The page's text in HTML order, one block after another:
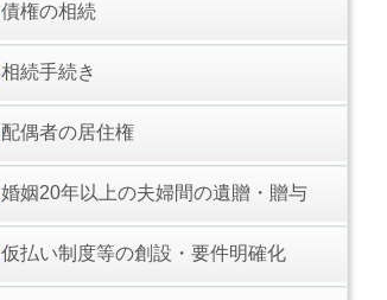
債権の相続
相続手続き
配偶者の居住権
婚姻20年以上の夫婦間の遺贈・贈与
仮払い制度等の創設・要件明確化